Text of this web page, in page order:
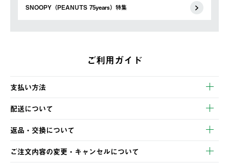
SNOOPY（PEANUTS 75years）特集
ご利用ガイド
支払い方法
以下のいずれかの方法でお支払いいただけます。
・クレジットカード決済
・コンビニ決済
・Pay-easy決済
配送について
【発送スケジュール】
ご注文・ご入金完了より2営業日以内に商品を発送いたします。
土日祝の発送はございませんので、木曜日以降のご注文は週明け
の発送となる場合がございます。
返品・交換について
※お客様都合の場合
ご注文内容の変更・キャンセルについて